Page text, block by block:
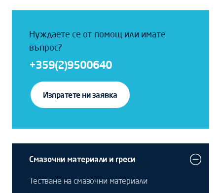
Нуждаете се от помощ или имате
въпрос?
+359(2)9500640
Изпратете ни заявка
Смазочни материали и греси
Тестване на смазочни материали